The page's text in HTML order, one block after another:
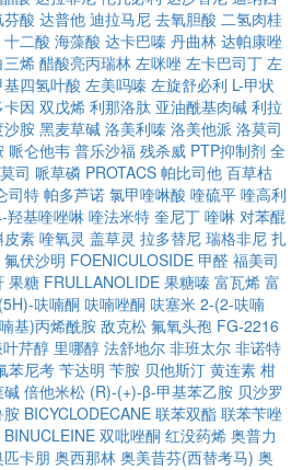
酸 达普他 迪拉马尼 去氧胆酸 二氢肉桂
十二酸 海藻酸 达卡巴嗪 丹曲林 达帕康唑
三烯 醋酸亮丙瑞林 左咪唑 左卡巴司丁 左
四氢叶酸 左美吗嗪 左旋舒必利 L-甲状
因 双戊烯 利那洛肽 亚油酰基肉碱 利拉
沙胺 黑麦草碱 洛美利嗪 洛美他派 洛莫司
哌仑他韦 普乐沙福 残杀威 PTP抑制剂 全
司 哌草磷 PROTACS 帕比司他 百草枯
司特 帕多芦诺 氯甲喹啉酸 喹硫平 喹高利
羟基喹唑啉 喹法米特 奎尼丁 喹啉 对苯醌
皮素 喹氧灵 盖草灵 拉多替尼 瑞格非尼 扎
氟伏沙明 FOENICULOSIDE 甲醛 福美司
果糖 FRULLANOLIDE 果糖嗪 富瓦烯 富
呋喃酮 呋喃唑酮 呋塞米 2-(2-呋喃
基)丙烯酰胺 敌克松 氟氧头孢 FG-2216
芹醇 里哪醇 法舒地尔 非班太尔 非诺特
苯尼考 苄达明 苄胺 贝他斯汀 黄连素 柑
碱 倍他米松 (R)-(+)-β-甲基苯乙胺 贝沙罗
胺 BICYCLODECANE 联苯双酯 联苯苄唑
BINUCLEINE 双吡唑酮 红没药烯 奥普力
匹卡朋 奥西那林 奥美昔芬(西替考马) 奥